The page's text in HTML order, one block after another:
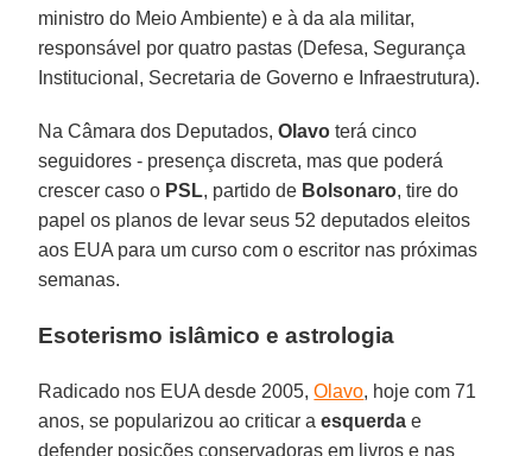
ministro do Meio Ambiente) e à da ala militar,
responsável por quatro pastas (Defesa, Segurança
Institucional, Secretaria de Governo e Infraestrutura).
Na Câmara dos Deputados,Olavo terá cinco
seguidores - presença discreta, mas que poderá
crescer caso o PSL, partido de Bolsonaro, tire do
papel os planos de levar seus 52 deputados eleitos
aos EUA para um curso com o escritor nas próximas
semanas.
Esoterismo islâmico e astrologia
Radicado nos EUA desde 2005,Olavo, hoje com 71
anos, se popularizou ao criticar aesquerda e
defender posições conservadoras em livros e nas